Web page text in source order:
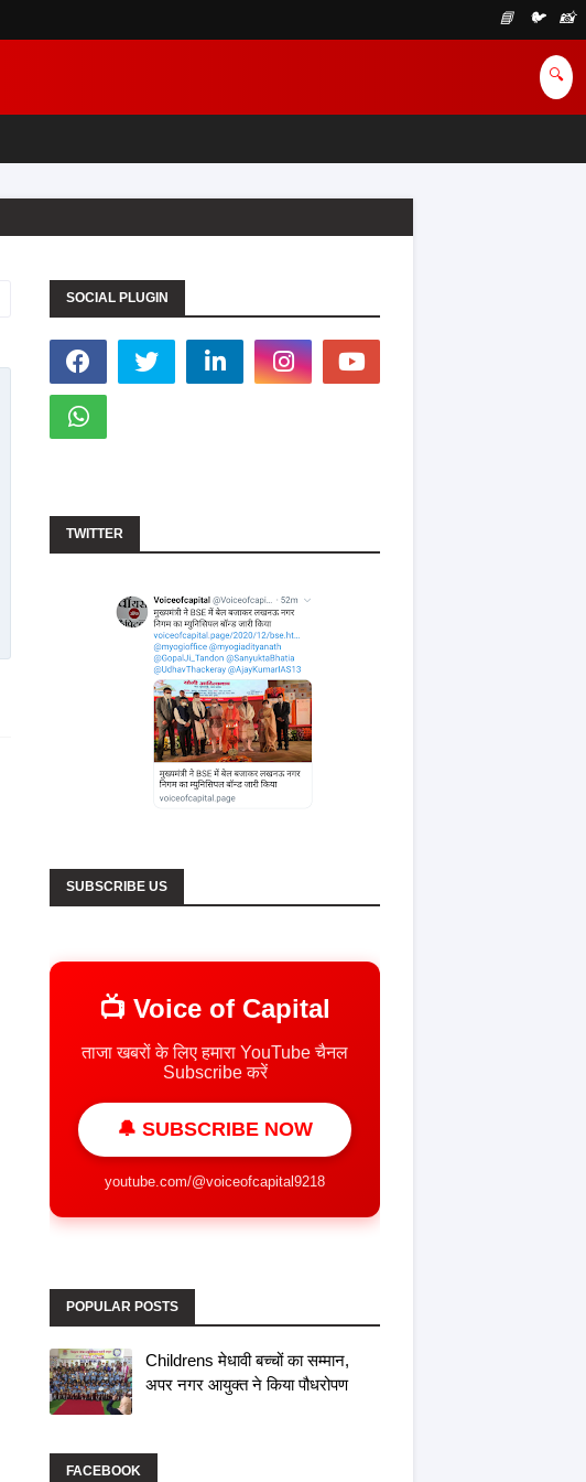
📘 🐦 📸
🔍
SOCIAL PLUGIN
TWITTER
SUBSCRIBE US
📺 Voice of Capital
ताजा खबरों के लिए हमारा YouTube चैनल
Subscribe करें
🔔 SUBSCRIBE NOW
youtube.com/@voiceofcapital9218
POPULAR POSTS
Childrens मेधावी बच्चों का सम्मान,
अपर नगर आयुक्त ने किया पौधरोपण
FACEBOOK